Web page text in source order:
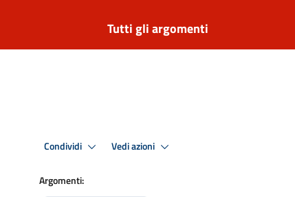
Tutti gli argomenti
Condividi Vedi azioni
Argomenti: